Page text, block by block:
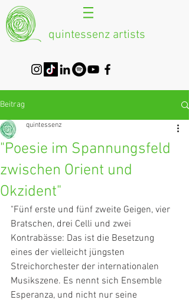
quintessenz artists
Beitrag
"Poesie im Spannungsfeld
zwischen Orient und
Okzident"
quintessenz
"Fünf erste und fünf zweite Geigen, vier
Bratschen, drei Celli und zwei
Kontrabässe: Das ist die Besetzung
eines der vielleicht jüngsten
Streichorchester der internationalen
Musikszene. Es nennt sich Ensemble
Esperanza, und nicht nur seine